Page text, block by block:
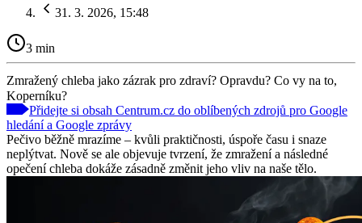
31. 3. 2026, 15:48
3 min
Zmražený chleba jako zázrak pro zdraví? Opravdu? Co vy na to,
Koperníku?
Přidejte si obsah Centrum.cz do oblíbených zdrojů pro Google
hledání a Google zprávy
Pečivo běžně mrazíme – kvůli praktičnosti, úspoře času i snaze
neplýtvat. Nově se ale objevuje tvrzení, že zmražení a následné
opečení chleba dokáže zásadně změnit jeho vliv na naše tělo.